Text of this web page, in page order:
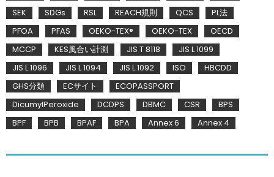
SEK
SDGs RSL REACH規則 QCS
PL法
PFOA
PFAS OEKO-TEX® OEKO-TEX
OECD
MCCP
KES風合い計測 JIS T 8118
JIS L 1099
JIS L 1096
JIS L 1094 JIS L 1092 ISO
HBCDD
GHS分類
ECサイト
ECOPASSPORT
DicumylPeroxide
DCDPS DBMC CSR
BPS
BPF
BPB BPAF BPA Annex 6 Annex 4